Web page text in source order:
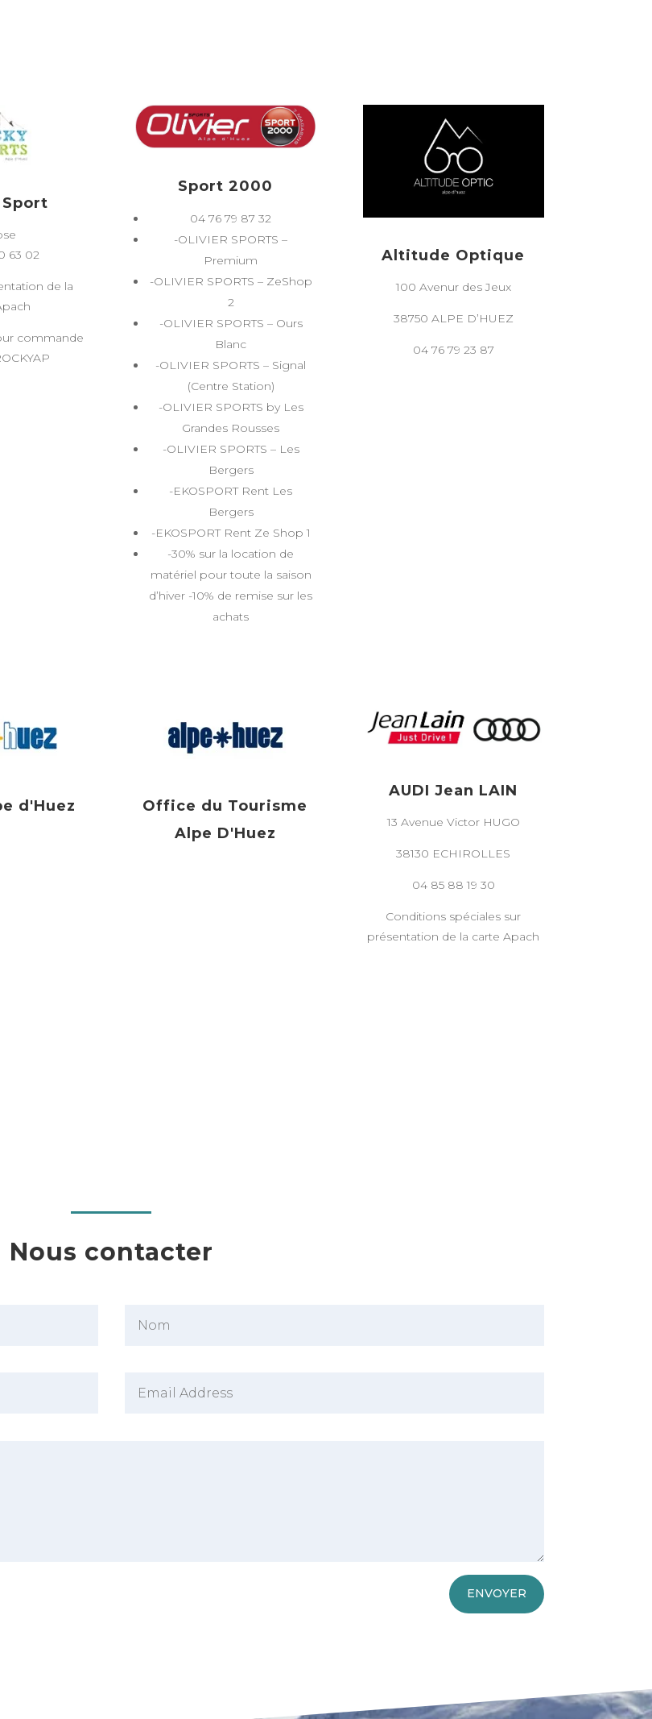
63 02
de la
commande
Sport 2000
04 76 79 87 32
-OLIVIER SPORTS –
Premium
-OLIVIER SPORTS – ZeShop
2
-OLIVIER SPORTS – Ours
Blanc
-OLIVIER SPORTS – Signal
(Centre Station)
-OLIVIER SPORTS by Les
Grandes Rousses
-OLIVIER SPORTS – Les
Bergers
-EKOSPORT Rent Les
Bergers
-EKOSPORT Rent Ze Shop 1
-30% sur la location de
matériel pour toute la saison
d’hiver -10% de remise sur les
achats
Altitude Optique
100 Avenur des Jeux
38750 ALPE D’HUEZ
04 76 79 23 87
d'Huez
Office du Tourisme
Alpe D'Huez
AUDI Jean LAIN
13 Avenue Victor HUGO
38130 ECHIROLLES
04 85 88 19 30
Conditions spéciales sur
présentation de la carte Apach
Nous contacter
ENVOYER